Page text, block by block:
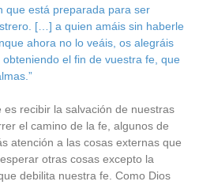
que está preparada para ser
[…] a quien amáis sin haberle
ahora no lo veáis, os alegráis
el fin de vuestra fe, que
recibir la salvación de nuestras
el camino de la fe, algunos de
atención a las cosas externas que
otras cosas excepto la
debilita nuestra fe. Como Dios